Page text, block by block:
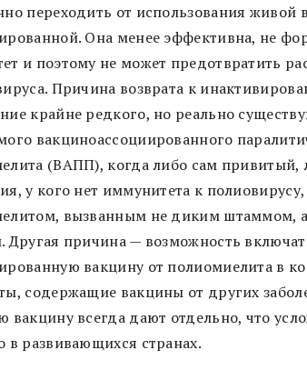
переходить от использования живой
Она менее эффективна, не
и поэтому не может предотвратить
Причина возврата к
крайне редкого, но реально
вакциноассоциированного
(ВАПП), когда либо сам привитый,
у кого нет иммунитета к полиовирусу,
вызванным не диким штаммом,
Другая причина — возможность
вакцину от полиомиелита в
содержащие вакцины от других
вакцину всегда дают отдельно, что
в развивающихся странах.